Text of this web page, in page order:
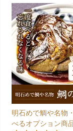
明石めで鯛や名物
べるオプション商